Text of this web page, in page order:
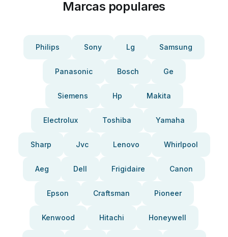
Marcas populares
Philips Sony Lg Samsung
Panasonic Bosch Ge
Siemens Hp Makita
Electrolux Toshiba Yamaha
Sharp Jvc Lenovo Whirlpool
Aeg Dell Frigidaire Canon
Epson Craftsman Pioneer
Kenwood Hitachi Honeywell